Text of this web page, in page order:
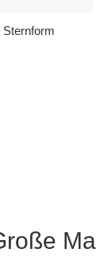
Sternform